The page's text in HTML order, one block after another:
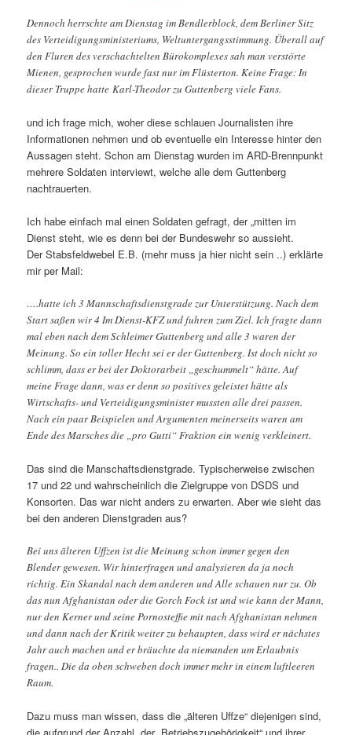
Dennoch herrschte am Dienstag im Bendlerblock, dem Berliner Sitz
des Verteidigungsministeriums, Weltuntergangsstimmung. Überall auf
den Fluren des verschachtelten Bürokomplexes sah man verstörte
Mienen, gesprochen wurde fast nur im Flüsterton. Keine Frage: In
dieser Truppe hatte Karl-Theodor zu Guttenberg viele Fans.
und ich frage mich, woher diese schlauen Journalisten ihre
Informationen nehmen und ob eventuelle ein Interesse hinter den
Aussagen steht. Schon am Dienstag wurden im ARD-Brennpunkt
mehrere Soldaten interviewt, welche alle dem Guttenberg
nachtrauerten.
Ich habe einfach mal einen Soldaten gefragt, der „mitten im
Dienst steht, wie es denn bei der Bundeswehr so aussieht.
Der Stabsfeldwebel E.B. (mehr muss ja hier nicht sein ..) erklärte
mir per Mail:
….hatte ich 3 Mannschaftsdienstgrade zur Unterstützung. Nach dem
Start saßen wir 4 Im Dienst-KFZ und fuhren zum Ziel. Ich fragte dann
mal eben nach dem Schleimer Guttenberg und alle 3 waren der
Meinung. So ein toller Hecht sei er der Guttenberg. Ist doch nicht so
schlimm, dass er bei der Doktorarbeit „geschummelt“ hätte. Auf
meine Frage dann, was er denn so positives geleistet hätte als
Wirtschafts- und Verteidigungsminister mussten alle drei passen.
Nach ein paar Beispielen und Argumenten meinerseits waren am
Ende des Marsches die „pro Gutti“ Fraktion ein wenig verkleinert.
Das sind die Manschaftsdienstgrade. Typischerweise zwischen
17 und 22 und wahrscheinlich die Zielgruppe von DSDS und
Konsorten. Das war nicht anders zu erwarten. Aber wie sieht das
bei den anderen Dienstgraden aus?
Bei uns älteren Uffzen ist die Meinung schon immer gegen den
Blender gewesen. Wir hinterfragen und analysieren da ja noch
richtig. Ein Skandal nach dem anderen und Alle schauen nur zu. Ob
das nun Afghanistan oder die Gorch Fock ist und wie kann der Mann,
nur den Kerner und seine Pornosteffie mit nach Afghanistan nehmen
und dann nach der Kritik weiter zu behaupten, dass wird er nächstes
Jahr auch machen und er bräuchte da niemanden um Erlaubnis
fragen.. Die da oben schweben doch immer mehr in einem luftleeren
Raum.
Dazu muss man wissen, dass die „älteren Uffze“ diejenigen sind,